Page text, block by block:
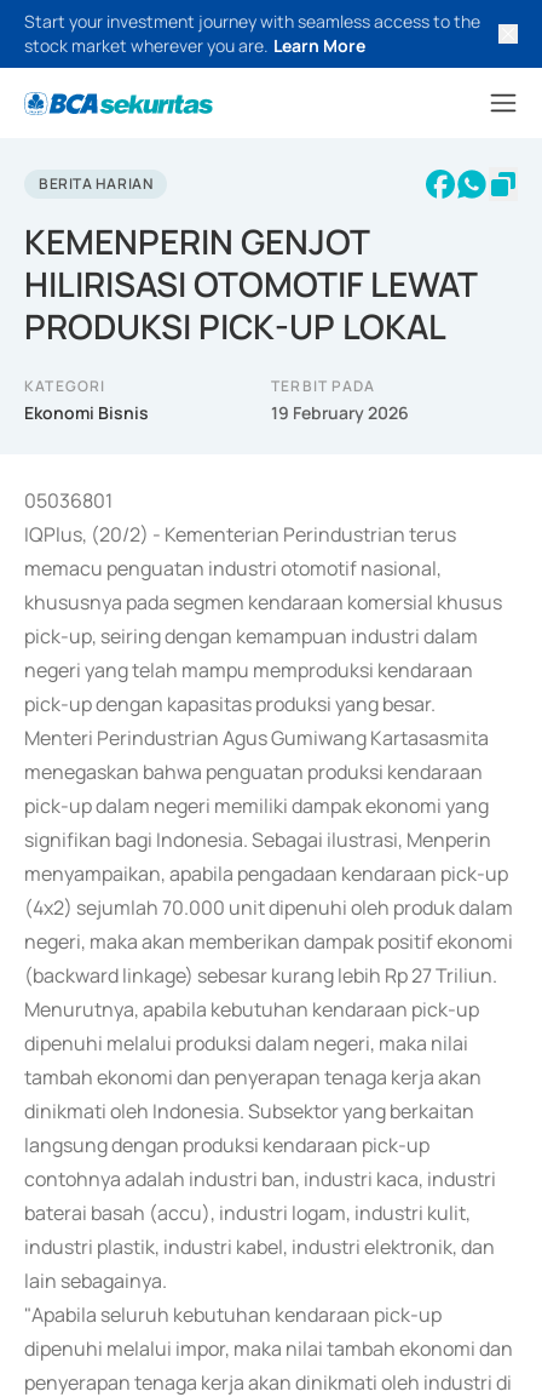
Start your investment journey with seamless access to the
stock market wherever you are. Learn More
BERITA HARIAN
KEMENPERIN GENJOT
HILIRISASI OTOMOTIF LEWAT
PRODUKSI PICK-UP LOKAL
KATEGORI
Ekonomi Bisnis
TERBIT PADA
19 February 2026
05036801
IQPlus, (20/2) - Kementerian Perindustrian terus
memacu penguatan industri otomotif nasional,
khususnya pada segmen kendaraan komersial khusus
pick-up, seiring dengan kemampuan industri dalam
negeri yang telah mampu memproduksi kendaraan
pick-up dengan kapasitas produksi yang besar.
Menteri Perindustrian Agus Gumiwang Kartasasmita
menegaskan bahwa penguatan produksi kendaraan
pick-up dalam negeri memiliki dampak ekonomi yang
signifikan bagi Indonesia. Sebagai ilustrasi, Menperin
menyampaikan, apabila pengadaan kendaraan pick-up
(4x2) sejumlah 70.000 unit dipenuhi oleh produk dalam
negeri, maka akan memberikan dampak positif ekonomi
(backward linkage) sebesar kurang lebih Rp 27 Triliun.
Menurutnya, apabila kebutuhan kendaraan pick-up
dipenuhi melalui produksi dalam negeri, maka nilai
tambah ekonomi dan penyerapan tenaga kerja akan
dinikmati oleh Indonesia. Subsektor yang berkaitan
langsung dengan produksi kendaraan pick-up
contohnya adalah industri ban, industri kaca, industri
baterai basah (accu), industri logam, industri kulit,
industri plastik, industri kabel, industri elektronik, dan
lain sebagainya.
"Apabila seluruh kebutuhan kendaraan pick-up
dipenuhi melalui impor, maka nilai tambah ekonomi dan
penyerapan tenaga kerja akan dinikmati oleh industri di